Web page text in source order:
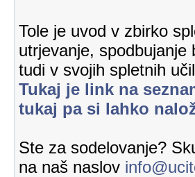
Tole je uvod v zbirko
utrjevanje,
tudi v svojih spletnih
Tukaj je link na
tukaj pa si lahko
Ste za sodelovanje?
na naš naslov